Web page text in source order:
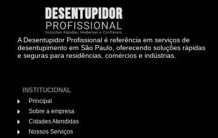
A Desentupidor Profissional é referência em serviços de
desentupimento em São Paulo, oferecendo soluções rápidas
e seguras para residências, comércios e indústrias.
INSTITUCIONAL
Principal
Sobre a empresa
Cidades Atendidas
Nossos Serviços